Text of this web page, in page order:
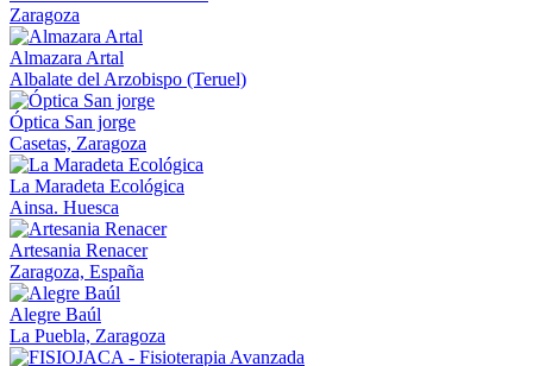
Zaragoza
Almazara Artal
Albalate del Arzobispo (Teruel)
Óptica San jorge
Casetas, Zaragoza
La Maradeta Ecológica
Ainsa. Huesca
Artesania Renacer
Zaragoza, España
Alegre Baúl
La Puebla, Zaragoza